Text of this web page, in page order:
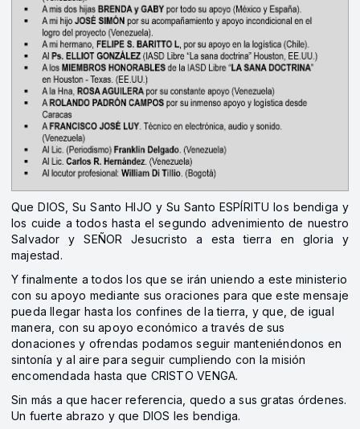
Que DIOS, Su Santo HIJO y Su Santo ESPÍRITU los bendiga y
los cuide a todos hasta el segundo advenimiento de nuestro
Salvador y SEÑOR Jesucristo a esta tierra en gloria y
majestad.
Y finalmente a todos los que se irán uniendo a este ministerio
con su apoyo mediante sus oraciones para que este mensaje
pueda llegar hasta los confines de la tierra, y que, de igual
manera, con su apoyo económico a través de sus
donaciones y ofrendas podamos seguir manteniéndonos en
sintonía y al aire para seguir cumpliendo con la misión
encomendada hasta que CRISTO VENGA.
Sin más a que hacer referencia, quedo a sus gratas órdenes.
Un fuerte abrazo y que DIOS les bendiga.